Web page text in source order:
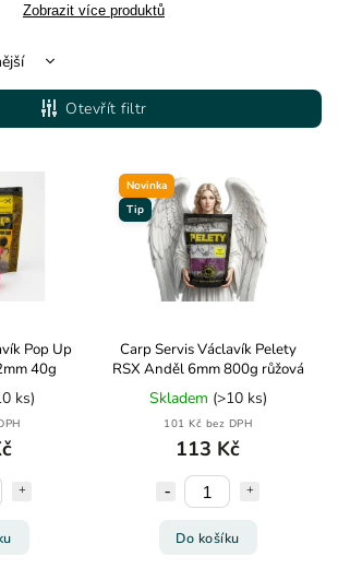
Zobrazit více produktů
Otevřít filtr
Pop Up
40g
ks)
Novinka
Tip
Carp Servis Václavík Pelety
RSX Anděl 6mm 800g růžová
Skladem (>10 ks)
101 Kč bez DPH
113 Kč
Do košíku